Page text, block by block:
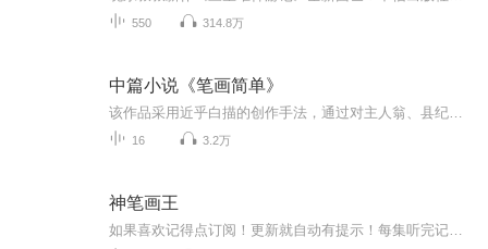
550 314.8万
中篇小说《笔画简单》
16 3.2万
神笔画王